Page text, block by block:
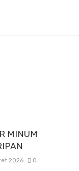
MINUM
2026 0